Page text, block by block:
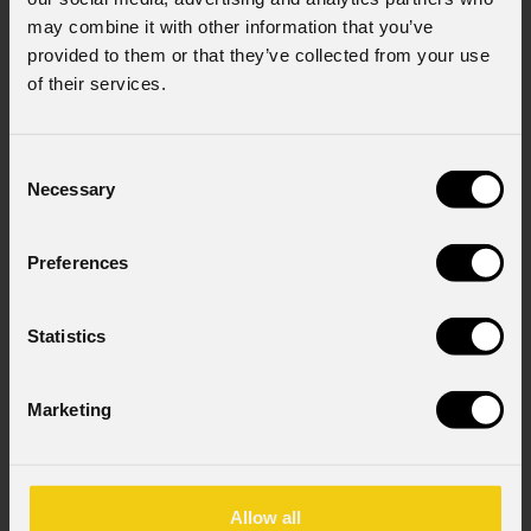
may combine it with other information that you’ve
provided to them or that they’ve collected from your use
of their services.
Selection
Necessary
Preferences
Statistics
Marketing
Allow all
Consenso al marketing
Ho letto l'informativa ai sensi dell'art. 13 del